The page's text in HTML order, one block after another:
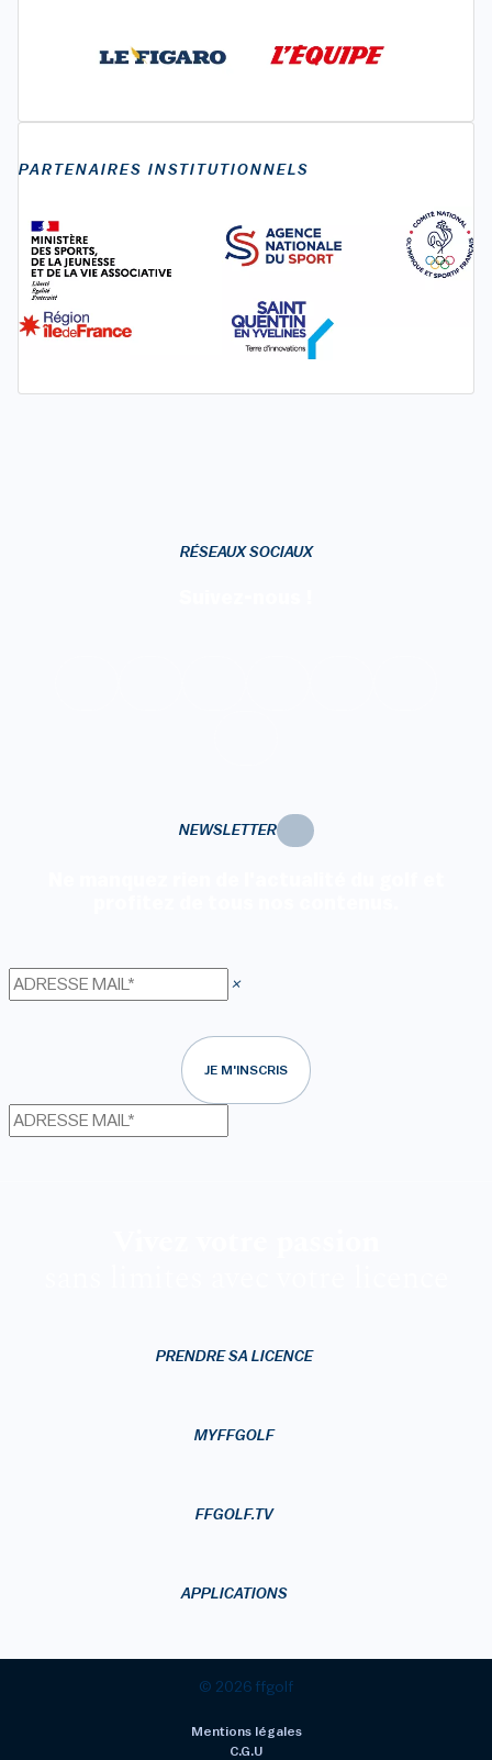
PARTENAIRES INSTITUTIONNELS
RÉSEAUX SOCIAUX
NEWSLETTER
×
JE M'INSCRIS
PRENDRE SA LICENCE
MYFFGOLF
FFGOLF.TV
APPLICATIONS
© 2026 ffgolf
Mentions légales
C.G.U